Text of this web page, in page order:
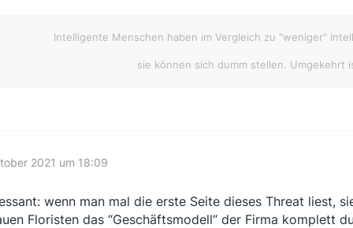
Intelligente Menschen haben im Vergleich zu "weniger"
sie können sich dumm stellen. Umgekehrt
2021 um 18:09
wenn man mal die erste Seite dieses Threat liest,
Floristen das “Geschäftsmodell“ der Firma komplett